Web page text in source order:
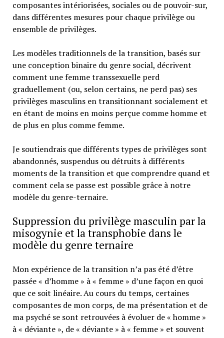
composantes intériorisées, sociales ou de pouvoir-sur,
dans différentes mesures pour chaque privilège ou
ensemble de privilèges.
Les modèles traditionnels de la transition, basés sur
une conception binaire du genre social, décrivent
comment une femme transsexuelle perd
graduellement (ou, selon certains, ne perd pas) ses
privilèges masculins en transitionnant socialement et
en étant de moins en moins perçue comme homme et
de plus en plus comme femme.
Je soutiendrais que différents types de privilèges sont
abandonnés, suspendus ou détruits à différents
moments de la transition et que comprendre quand et
comment cela se passe est possible grâce à notre
modèle du genre-ternaire.
Suppression du privilège masculin par la
misogynie et la transphobie dans le
modèle du genre ternaire
Mon expérience de la transition n’a pas été d’être
passée « d’homme » à « femme » d’une façon en quoi
que ce soit linéaire. Au cours du temps, certaines
composantes de mon corps, de ma présentation et de
ma psyché se sont retrouvées à évoluer de « homme »
à « déviante », de « déviante » à « femme » et souvent